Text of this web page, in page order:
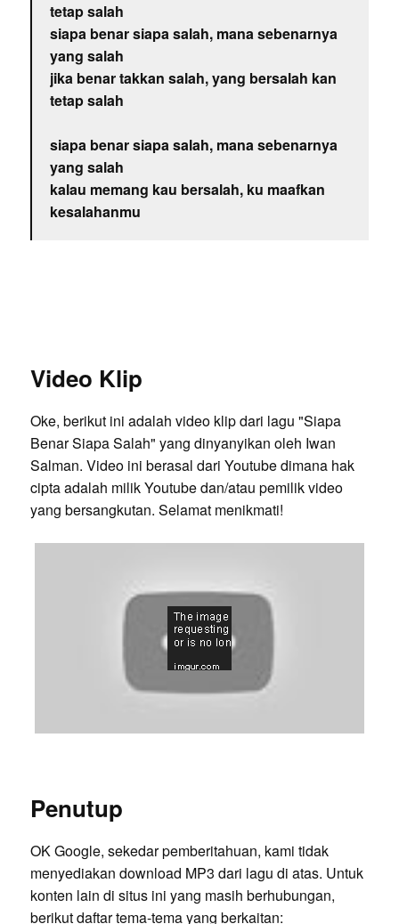
tetap salah
siapa benar siapa salah, mana sebenarnya
yang salah
jika benar takkan salah, yang bersalah kan
tetap salah
siapa benar siapa salah, mana sebenarnya
yang salah
kalau memang kau bersalah, ku maafkan
kesalahanmu
Video Klip
Oke, berikut ini adalah video klip dari lagu "Siapa
Benar Siapa Salah" yang dinyanyikan oleh Iwan
Salman. Video ini berasal dari Youtube dimana hak
cipta adalah milik Youtube dan/atau pemilik video
yang bersangkutan. Selamat menikmati!
Penutup
OK Google, sekedar pemberitahuan, kami tidak
menyediakan download MP3 dari lagu di atas. Untuk
konten lain di situs ini yang masih berhubungan,
berikut daftar tema-tema yang berkaitan: